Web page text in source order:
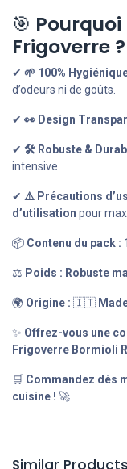
🎯
Frigoverre ?
✔ 🌱 100%
d’odeurs ni de goûts.
✔ 👀 Design
✔ 🛠️ Robuste &
intensive.
✔ ⚠️ Précautions
d’utilisation pour
📦 Contenu du pack :
⚖ Poids : Robuste
🌍 Origine : 🇮🇹
✨ Offrez-vous une
Frigoverre Bormioli
🛒 Commandez dès
cuisine ! 🚀
Similar Products